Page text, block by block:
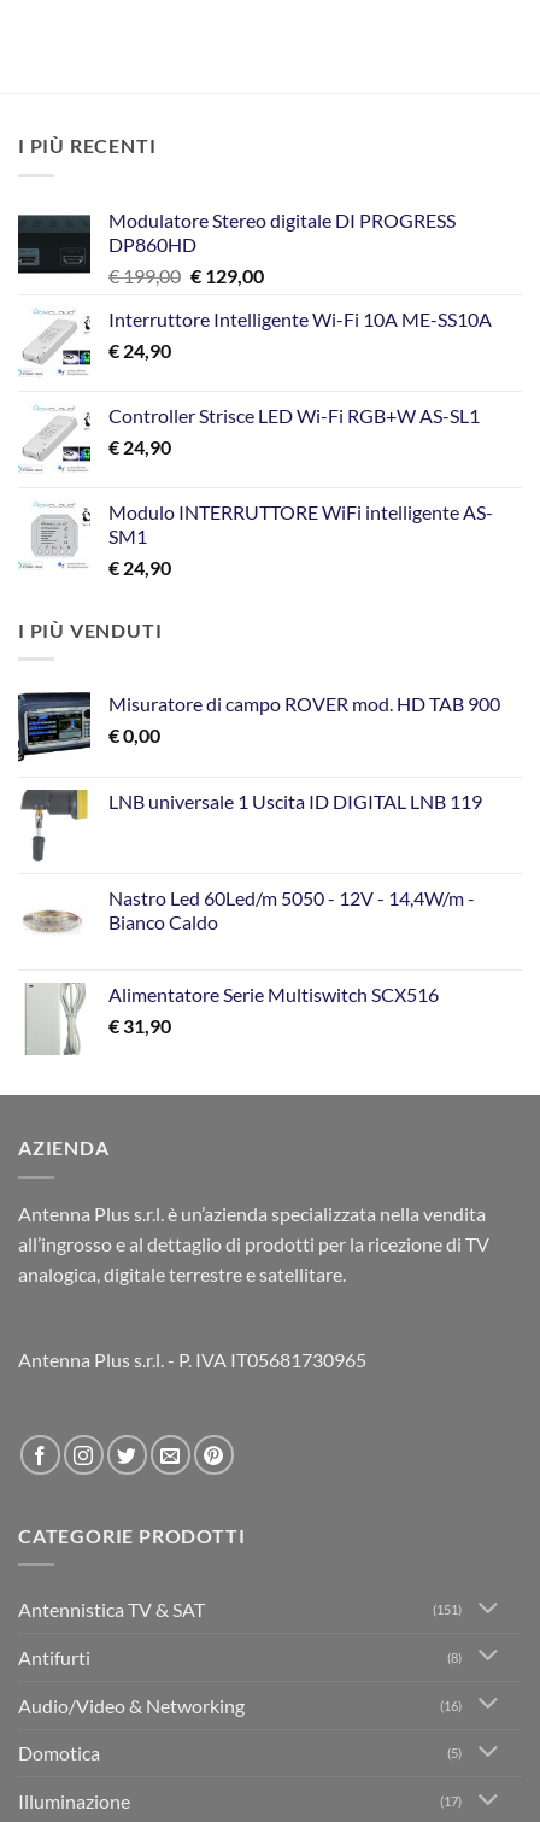
I PIÙ RECENTI
Modulatore Stereo digitale DI PROGRESS
DP860HD
€199,00 Il
originale
€129,00Il
attuale
Interruttore Intelligente Wi-Fi 10A ME-SS10A
€ 24,90
Controller Strisce LED Wi-Fi RGB+W AS-SL1
€ 24,90
Modulo INTERRUTTORE WiFi intelligente AS-
SM1
€ 24,90
I PIÙ VENDUTI
Misuratore di campo ROVER mod. HD TAB 900
€0,00
LNB universale 1 Uscita ID DIGITAL LNB 119
Nastro Led 60Led/m 5050 - 12V - 14,4W/m -
Bianco Caldo
Alimentatore Serie Multiswitch SCX516
€ 31,90
AZIENDA
Antenna Plus s.r.l. è un’azienda specializzata nella vendita
all’ingrosso e al dettaglio di prodotti per la ricezione di TV
analogica, digitale terrestre e satellitare.
Antenna Plus s.r.l. - P. IVA IT05681730965
CATEGORIE PRODOTTI
Antennistica TV & SAT (151)
Antifurti (8)
Audio/Video & Networking (16)
Domotica (5)
Illuminazione (17)